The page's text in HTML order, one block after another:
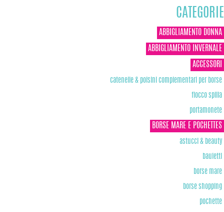
CATEGORIE
ABBIGLIAMENTO DONNA
ABBIGLIAMENTO INVERNALE
ACCESSORI
catenelle & polsini complementari per borse
fiocco spilla
portamonete
BORSE MARE E POCHETTES
astucci & beauty
bauletti
borse mare
borse shopping
pochette